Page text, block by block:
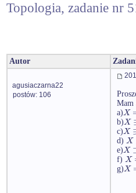
Topologia, zadanie nr
Autor
agusiaczarna22
postów: 106
Mam
a)X
b)X
c)X
d) X
e)X
f) X
g)X